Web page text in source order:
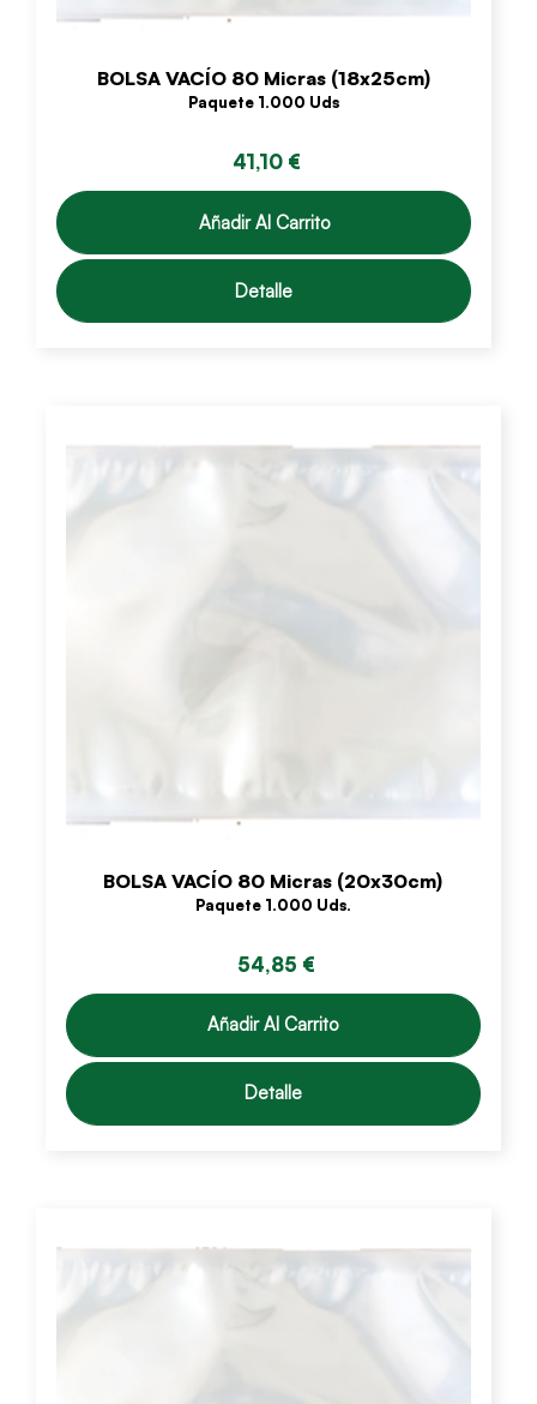
BOLSA VACÍO 80 Micras (18x25cm)
Paquete 1.000 Uds
41,10 €
Añadir Al Carrito
Detalle
BOLSA VACÍO 80 Micras (20x30cm)
Paquete 1.000 Uds.
54,85 €
Añadir Al Carrito
Detalle